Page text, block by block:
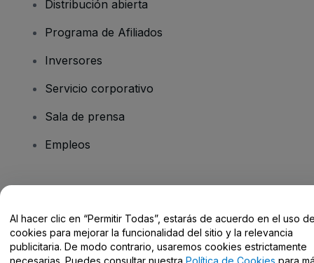
Distribución abierta
Programa de Afiliados
Inversores
Servicio corporativo
Sala de prensa
Empleos
Centro de Ayuda / Contacto
Al hacer clic en “Permitir Todas”, estarás de acuerdo en el uso
cookies para mejorar la funcionalidad del sitio y la relevancia
publicitaria. De modo contrario, usaremos cookies estrictamente
necesarias. Puedes consultar nuestra Política de Cookies para